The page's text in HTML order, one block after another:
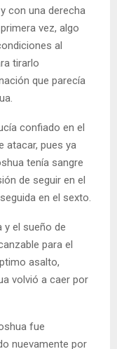
con una derecha
vez, algo
al
tirarlo
que parecía
confiado en el
atacar, pues ya
tenía sangre
de seguir en el
en el sexto.
y el sueño de
para el
asalto,
volvió a caer por
fue
nuevamente por